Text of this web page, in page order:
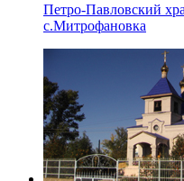
Петро-Павловский
с.Митрофановка